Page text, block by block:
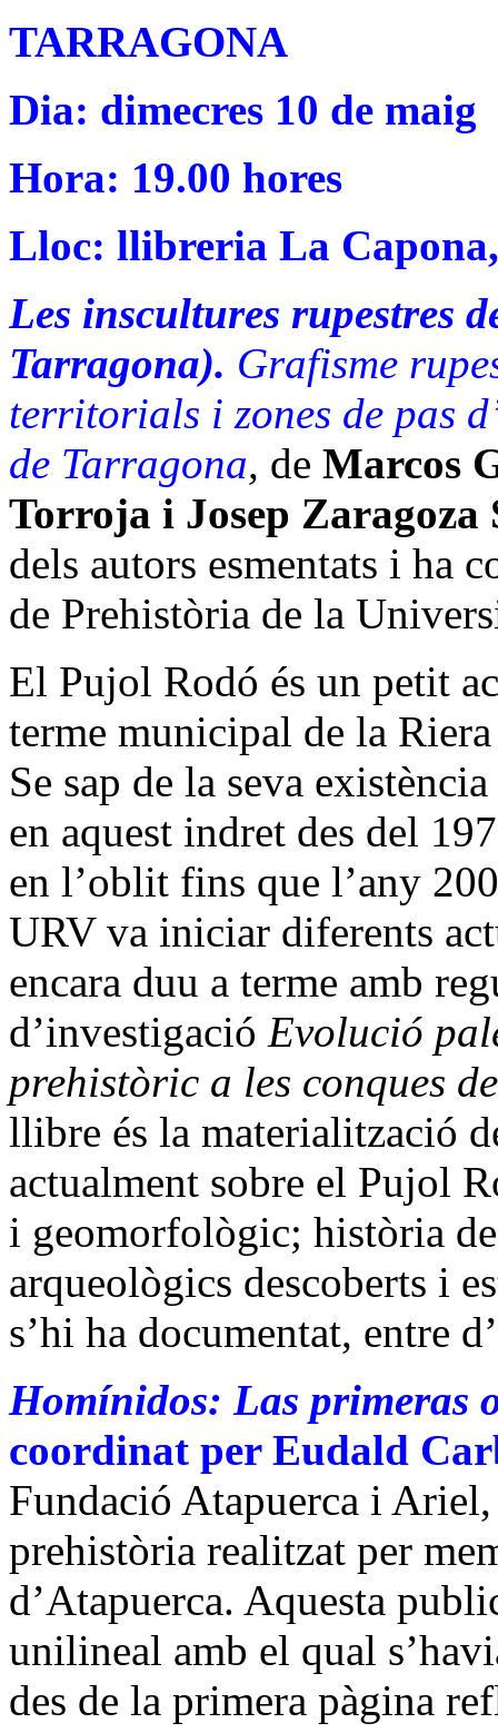
TARRAGONA
Dia: dimecres 10 de maig
Hora: 19.00 hores
Lloc: llibreria La Capona
Les inscultures rupestres
Tarragona). Grafisme
territorials i zones de pas
de Tarragona, de Marcos
Torroja i Josep Zaragoza
dels autors esmentats i ha
de Prehistòria de la
El Pujol Rodó és un petit
terme municipal de la Riera
Se sap de la seva
en aquest indret des del
en l’oblit fins que l’any
URVva iniciar diferents
encara duu a terme amb
d’investigació Evolució
prehistòric a les conques
llibre és la materialització
actualment sobre el Pujol
i geomorfològic; història
arqueològics descoberts i
s’hi ha documentat, entre
Homínidos: Las primeras
coordinat per Eudald
Fundació Atapuerca i Ariel,
prehistòria realitzat per
d’Atapuerca. Aquesta
unilineal amb el qual
des de la primera pàgina